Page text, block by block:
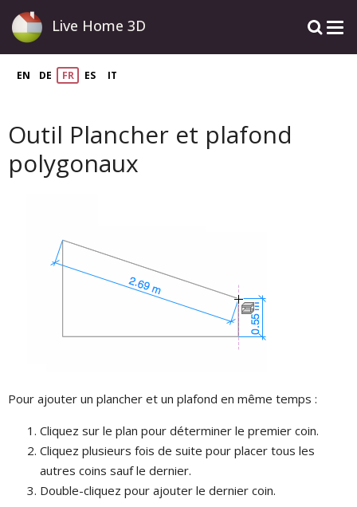
Live Home 3D
EN DE FR ES IT
Outil Plancher et plafond
polygonaux
Pour ajouter un plancher et un plafond en même temps :
Cliquez sur le plan pour déterminer le premier coin.
Cliquez plusieurs fois de suite pour placer tous les
autres coins sauf le dernier.
Double-cliquez pour ajouter le dernier coin.